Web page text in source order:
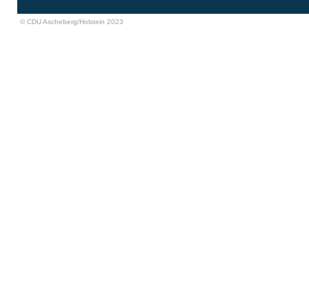
© CDU Ascheberg/Holstein 2023